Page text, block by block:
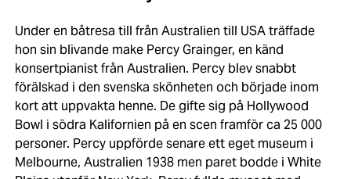
Under en båtresa till från Australien till USA träffade
hon sin blivande make Percy Grainger, en känd
konsertpianist från Australien. Percy blev snabbt
förälskad i den svenska skönheten och började inom
kort att uppvakta henne. De gifte sig på Hollywood
Bowl i södra Kalifornien på en scen framför ca 25 000
personer. Percy uppförde senare ett eget museum i
Melbourne, Australien 1938 men paret bodde i White